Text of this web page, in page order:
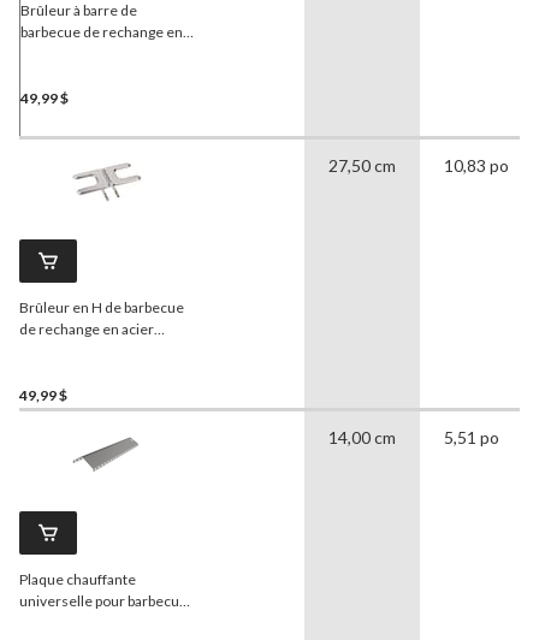
Brûleur à barre de
barbecue de rechange en
49,99 $
Brûleur en H de barbecue
de rechange en acier
49,99 $
27,50 cm 10,83 po
Plaque chauffante
universelle pour barbecue
14,00 cm 5,51 po